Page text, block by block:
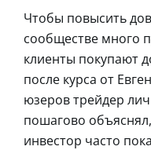
Чтобы повысить
сообществе много
клиенты покупают
после курса от
юзеров трейдер
пошагово
инвестор часто